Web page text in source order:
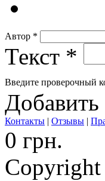
Автор *
Текст *
Введите проверочный
Добавить
Контакты | Отзывы |
0 грн.